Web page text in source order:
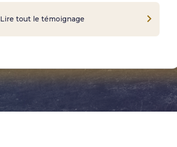
Lire tout le témoignage